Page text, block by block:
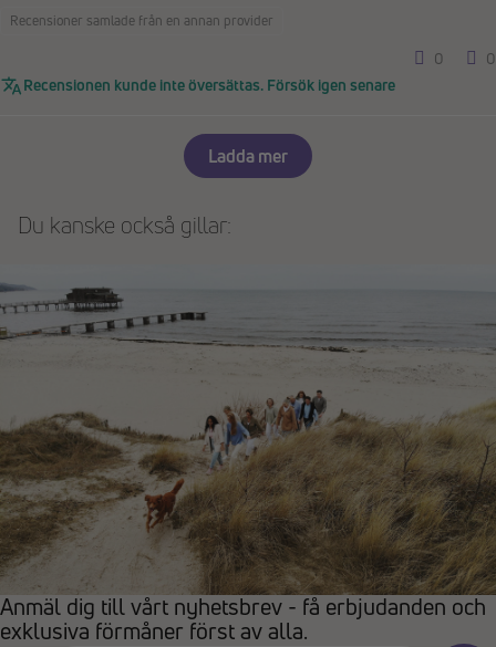
Recensioner samlade från en annan provider
0
0
Recensionen kunde inte översättas. Försök igen senare
Ladda mer
Du kanske också gillar:
Anmäl dig till vårt nyhetsbrev - få erbjudanden och
exklusiva förmåner först av alla.